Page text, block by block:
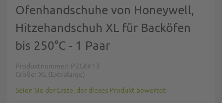
Ofenhandschuhe von Honeywell,
Hitzehandschuh XL für Backöfen
bis 250°C - 1 Paar
Produktnummer P2G6613
Größe XL (Extralarge)
Seien Sie der Erste, der dieses Produkt bewertet